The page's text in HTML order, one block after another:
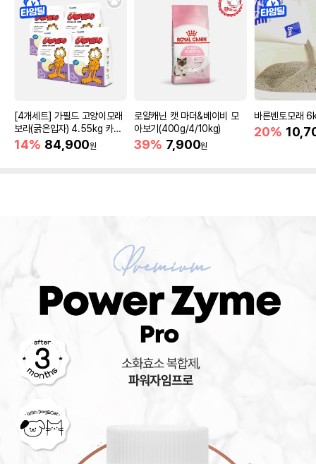
[4개세트] 가필드 고양이모래
보라(굵은입자) 4.55kg 카사
바모래
14% 84,900원
로얄캐닌 캣 마더&베이비 모
아보기(400g/4/10kg)
39% 7,900원
바른벤토모래
20%